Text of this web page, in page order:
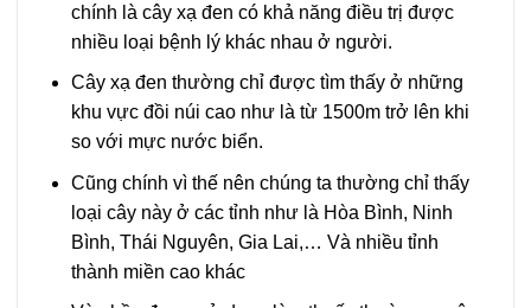
chính là cây xạ đen có khả năng điều trị được
nhiều loại bệnh lý khác nhau ở người.
Cây xạ đen thường chỉ được tìm thấy ở những
khu vực đồi núi cao như là từ 1500m trở lên khi
so với mực nước biển.
Cũng chính vì thế nên chúng ta thường chỉ thấy
loại cây này ở các tỉnh như là Hòa Bình, Ninh
Bình, Thái Nguyên, Gia Lai,… Và nhiều tỉnh
thành miền cao khác